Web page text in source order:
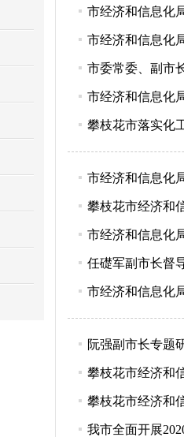
市经济和信息化
市经济和信息化
市委常委、副市
市经济和信息化
攀枝花市落实化
市经济和信息化
攀枝花市经济和
市经济和信息化
任礎军副市长督
市经济和信息化
阮强副市长专题
攀枝花市经济和
攀枝花市经济和
我市全面开展